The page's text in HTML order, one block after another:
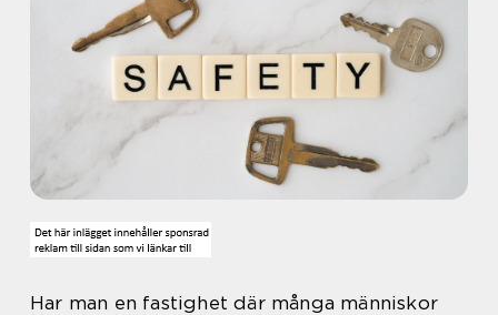
Har man en fastighet där många människor